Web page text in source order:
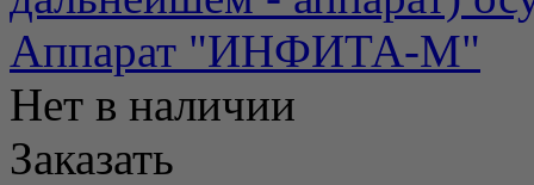
Аппарат "ИНФИТА-М"
Нет в наличии
Заказать